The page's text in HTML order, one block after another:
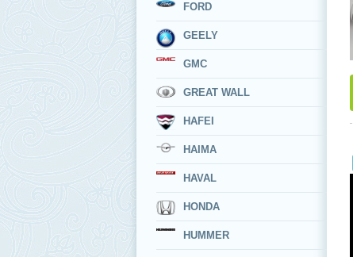
FORD
GEELY
GMC
GREAT WALL
HAFEI
HAIMA
HAVAL
HONDA
HUMMER